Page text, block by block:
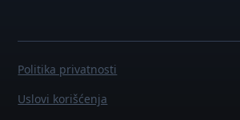
Politika privatnosti
Uslovi korišćenja